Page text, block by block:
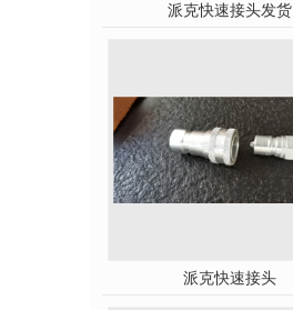
派克快速接头发货
派克快速接头